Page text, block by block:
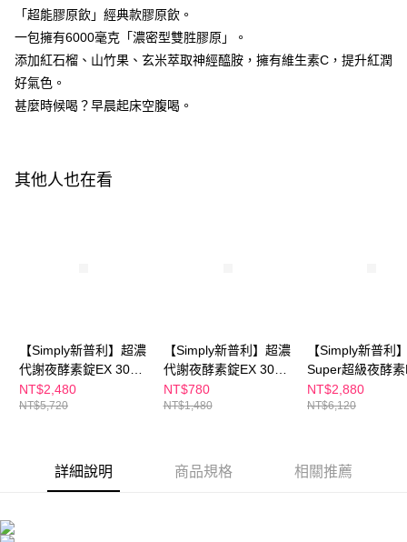
權轉讓予恩沛科技股份有限公司。
２．關於個人資料處理事宜，請瀏覽以下網址：
https://aftee.tw/terms/#terms3
３．未成年的使用者請事先徵得法定代理人或監護人之同意方可使用
任。
４．使用「AFTEE先享後付」時，將依據個別帳號之用戶狀況，依本公司即
恩沛科技股份有限公司將有權停止該用戶之使用額度並採取法律行動。
付款後7-11取貨
每筆NT$100，滿NT$600(含以上)免運費
宅配
每筆NT$100，滿NT$600(含以上)免運費
海外配送
「超能膠原飲」經典款膠原飲。
一包擁有6000毫克「濃密型雙胜膠原」。
添加紅石榴、山竹果、玄米萃取神經醯胺，擁有維生素C，提升紅潤
好氣色。
甚麼時候喝？早晨起床空腹喝。
其他人也在看
【Simply新普利】超濃
代謝夜酵素錠EX 30顆
(x2盒)(夜間代謝酵素升
級版)+【m2美度】超
人我最大節目 小布老
NT$2,480
NT$5,720
【Simply新普利】超濃
代謝夜酵素錠EX 30顆
(夜間代謝酵素升級版)
NT$780
NT$1,480
【Simply新普利
Super超級夜酵
30錠/盒(x2盒) +
美度】超能膠原
NT$2,880
NT$6,120
詳細說明 商品規格 相關推薦